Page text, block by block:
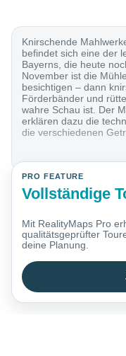
Knirschende
befindet sich eine der
Bayerns, die heute
November ist die
besichtigen – dann
Förderbänder und
wahre Schau ist. Der
erklären dazu die
die verschiedenen
PRO FEATURE
Vollständige
Mit RealityMaps Pro
qualitätsgeprüfter
deine Planung.